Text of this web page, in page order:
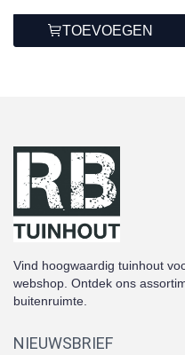
TOEVOEGEN
Vind hoogwaardig tuinhout
webshop. Ontdek ons
buitenruimte.
NIEUWSBRIEF